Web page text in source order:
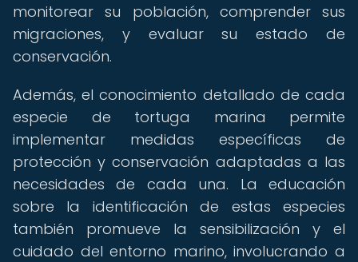
monitorear su población, comprender sus
migraciones, y evaluar su estado de
conservación.
Además, el conocimiento detallado de cada
especie de tortuga marina permite
implementar medidas específicas de
protección y conservación adaptadas a las
necesidades de cada una. La educación
sobre la identificación de estas especies
también promueve la sensibilización y el
cuidado del entorno marino, involucrando a